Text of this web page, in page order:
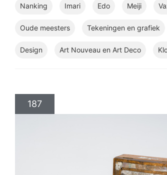
Nanking Imari Edo Meiji
Oude meesters Tekeningen en grafiek
Design Art Nouveau en Art Deco
187